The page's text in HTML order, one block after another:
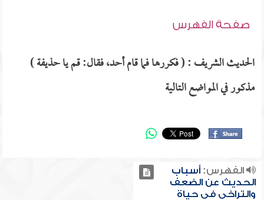
صفحة الفهرس
الحديث الشريف : ( فكررها فما قام أحد، فقال: قم يا حذيفة )
مذكور في المواضع التالية
الفهرس:أسباب
الحديث عن الضعف
والتراخي في حياة